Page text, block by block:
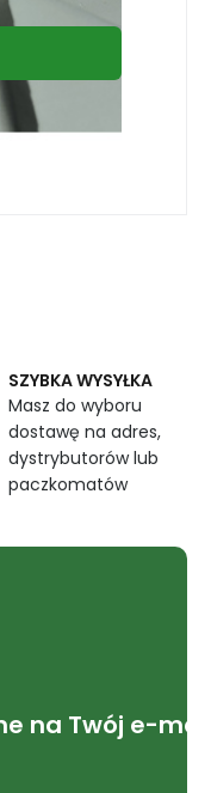
SZYBKA WYSYŁKA
Masz do wyboru
dostawę na adres,
dystrybutorów lub
paczkomatów
na Twój e-mail